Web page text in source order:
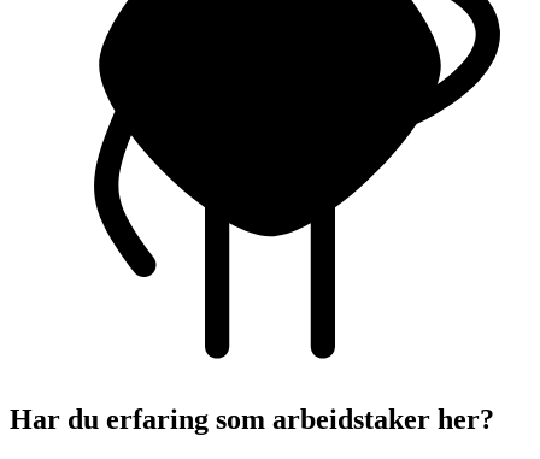
Har du erfaring som arbeidstaker her?